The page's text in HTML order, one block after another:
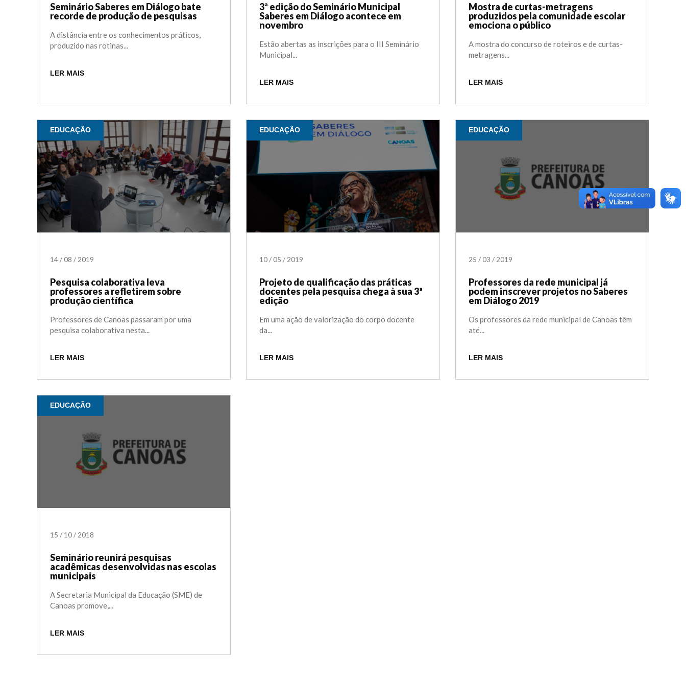
Seminário Saberes em Diálogo bate
recorde de produção de pesquisas
A distância entre os conhecimentos práticos,
produzido nas rotinas...
LER MAIS
3ª edição do Seminário Municipal
Saberes em Diálogo acontece em
novembro
Estão abertas as inscrições para o III Seminário
Municipal...
LER MAIS
Mostra de curtas-metragens
produzidos pela comunidade escolar
emociona o público
A mostra do concurso de roteiros e de curtas-
metragens...
LER MAIS
EDUCAÇÃO
14/08 /2019
Pesquisa colaborativa leva
professores a refletirem sobre
produção científica
Professores de Canoas passaram por uma
pesquisa colaborativa nesta...
LER MAIS
EDUCAÇÃO
10/05 /2019
Projeto de qualificação das práticas
docentes pela pesquisa chega à sua 3ª
edição
Em uma ação de valorização do corpo docente
da...
LER MAIS
EDUCAÇÃO
25 /03 /2019
Professores da rede municipal já
podem inscrever projetos no Saberes
em Diálogo 2019
Os professores da rede municipal de Canoas têm
até...
LER MAIS
EDUCAÇÃO
15 / 10/2018
Seminário reunirá pesquisas
acadêmicas desenvolvidas nas escolas
municipais
A Secretaria Municipal da Educação (SME) de
Canoas promove,...
LER MAIS